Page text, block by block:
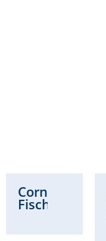
Cornelia
Fischer